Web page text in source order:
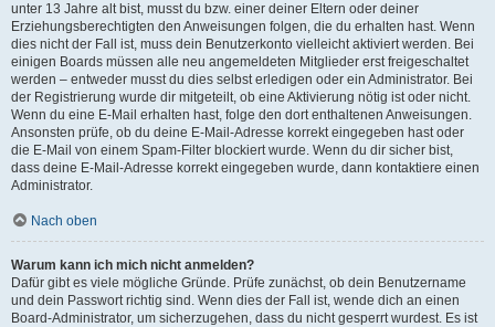
unter 13 Jahre alt bist, musst du bzw. einer deiner Eltern oder deiner
Erziehungsberechtigten den Anweisungen folgen, die du erhalten hast. Wenn
dies nicht der Fall ist, muss dein Benutzerkonto vielleicht aktiviert werden. Bei
einigen Boards müssen alle neu angemeldeten Mitglieder erst freigeschaltet
werden – entweder musst du dies selbst erledigen oder ein Administrator. Bei
der Registrierung wurde dir mitgeteilt, ob eine Aktivierung nötig ist oder nicht.
Wenn du eine E-Mail erhalten hast, folge den dort enthaltenen Anweisungen.
Ansonsten prüfe, ob du deine E-Mail-Adresse korrekt eingegeben hast oder
die E-Mail von einem Spam-Filter blockiert wurde. Wenn du dir sicher bist,
dass deine E-Mail-Adresse korrekt eingegeben wurde, dann kontaktiere einen
Administrator.
Nach oben
Warum kann ich mich nicht anmelden?
Dafür gibt es viele mögliche Gründe. Prüfe zunächst, ob dein Benutzername
und dein Passwort richtig sind. Wenn dies der Fall ist, wende dich an einen
Board-Administrator, um sicherzugehen, dass du nicht gesperrt wurdest. Es ist